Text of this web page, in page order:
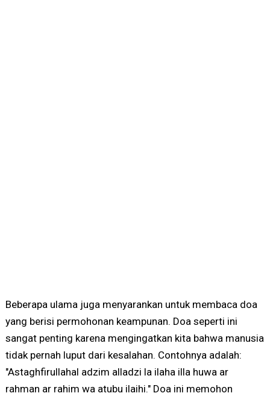
Beberapa ulama juga menyarankan untuk membaca doa
yang berisi permohonan keampunan. Doa seperti ini
sangat penting karena mengingatkan kita bahwa manusia
tidak pernah luput dari kesalahan. Contohnya adalah:
"Astaghfirullahal adzim alladzi la ilaha illa huwa ar
rahman ar rahim wa atubu ilaihi." Doa ini memohon